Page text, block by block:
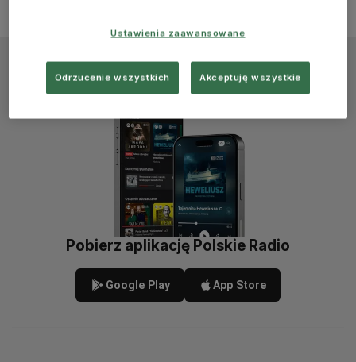
Pobierz aplikację Polskie Radio
Google Play App Store
Ustawienia zaawansowane
Odrzucenie wszystkich Akceptuję wszystkie